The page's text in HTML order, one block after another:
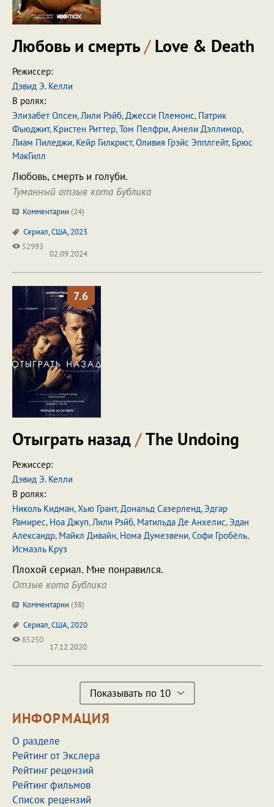
Любовь и смерть/Love & Death
Режиссер:
Дэвид Э. Келли
В ролях:
Элизабет Олсен,Лили Рэйб,Джесси Племонс, Патрик
Фьюджит, Кристен Риттер,Том Пелфри,Амели Дэллимор,
Лиам Пиледжи, Кейр Гилкрист,Оливия Грэйс Эпплгейт, Брюс
МакГилл
Любовь, смерть и голуби.
Туманный отзыв кота Бублика
Комментарии (24)
Сериал,США,2023
52993
02.09.2024
7.6
Отыграть назад/The Undoing
Режиссер:
Дэвид Э. Келли
В ролях:
Николь Кидман,Хью Грант,Дональд Сазерленд,Эдгар
Рамирес, Ноа Джуп,Лили Рэйб, Матильда Де Анхелис,Эдан
Александр, Майкл Дивайн, Нома Думезвени,Софи Гробёль,
Исмаэль Круз
Плохой сериал. Мне понравился.
Отзыв кота Бублика
Комментарии (38)
Сериал,США,2020
85250
17.12.2020
Показывать по 10
ИНФОРМАЦИЯ
О разделе
Рейтинг от Экслера
Рейтинг рецензий
Рейтинг фильмов
Список рецензий